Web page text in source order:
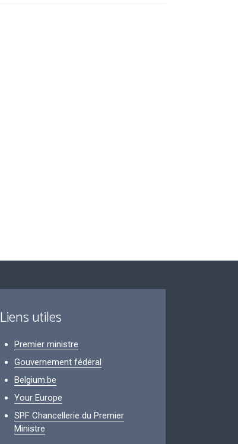
Liens utiles
Premier ministre
Gouvernement fédéral
Belgium.be
Your Europe
SPF Chancellerie du Premier
Ministre